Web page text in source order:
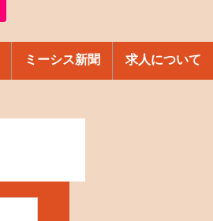
ミーシス新聞 求人について